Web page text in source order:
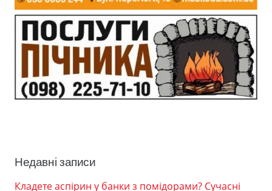
Недавні записи
Кладете аспірин у банки з помідорами? Сучасні